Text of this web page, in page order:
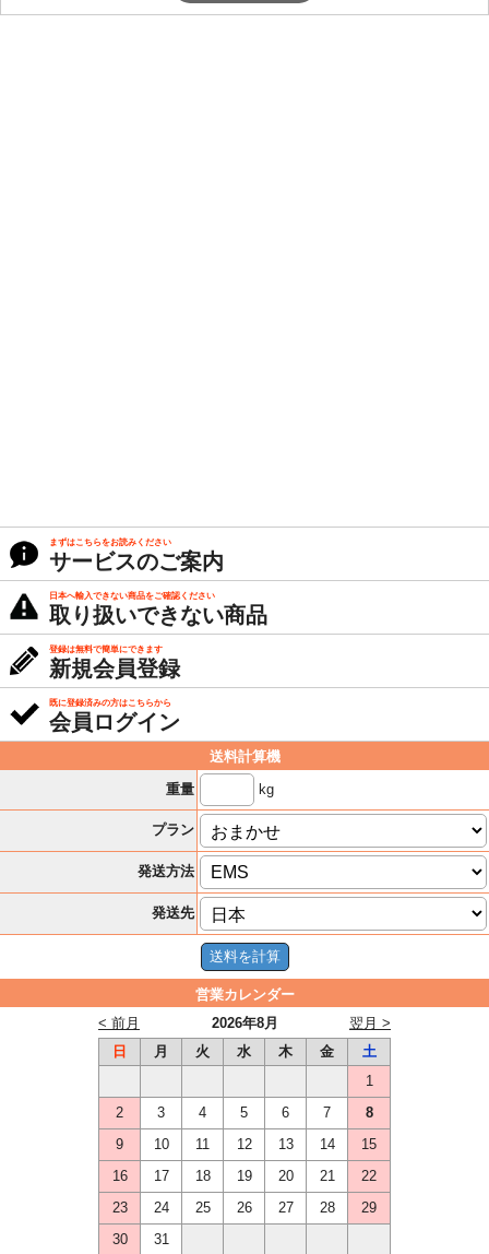
まずはこちらをお読みください
サービスのご案内
日本へ輸入できない商品をご確認ください
取り扱いできない商品
登録は無料で簡単にできます
新規会員登録
既に登録済みの方はこちらから
会員ログイン
送料計算機
重量
kg
プラン
発送方法
発送先
営業カレンダー
2026年8月
< 前月
翌月 >
日
月 火 水 木 金
土
1
2
3 4 5 6 7
8
9
10 11 12 13 14
15
16
17 18 19 20 21
22
23
24 25 26 27 28
29
30
31